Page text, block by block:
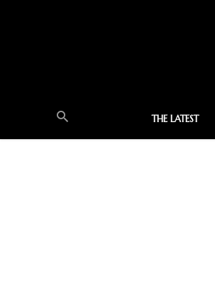
THE LATEST